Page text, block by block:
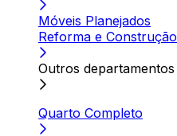
Móveis Planejados
Reforma e Construção
Outros departamentos
Quarto Completo